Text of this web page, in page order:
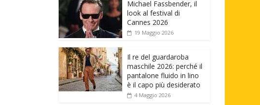
Michael Fassbender, il
look al festival di
Cannes 2026
19 Maggio 2026
Il re del guardaroba
maschile 2026: perché il
pantalone fluido in lino
è il capo più desiderato
4 Maggio 2026